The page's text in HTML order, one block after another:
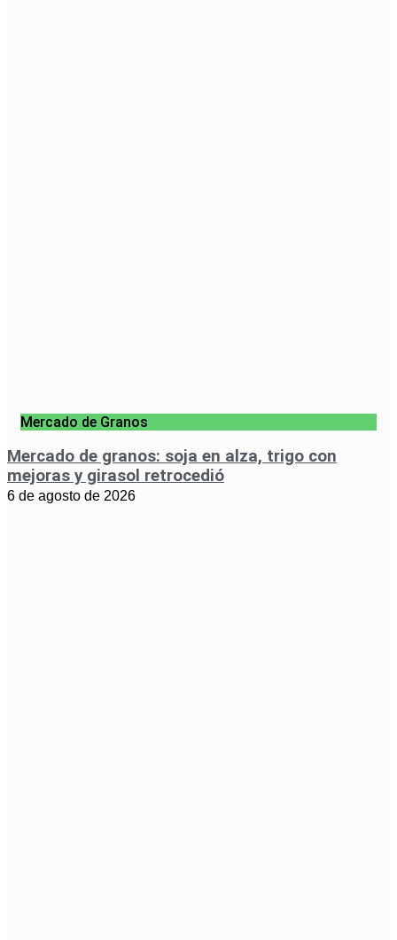
Mercado de Granos
Mercado de granos: soja en alza, trigo con
mejoras y girasol retrocedió
6 de agosto de 2026